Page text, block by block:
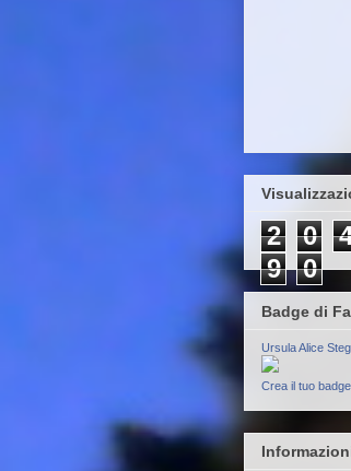
2 0
9
0
Badge di
Ursula Alice
Crea il tuo badge